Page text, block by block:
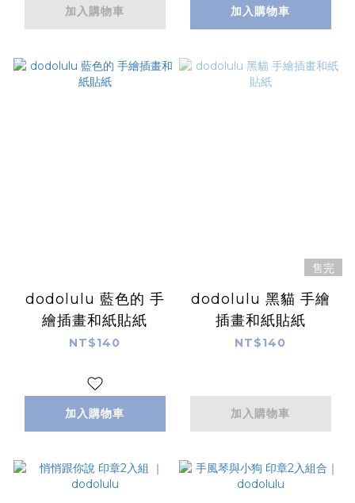
加入購物車 加入購物車
dodolulu 藍色的 手
繪插畫和紙貼紙
NT$140
加入購物車
售完
dodolulu 黑貓 手繪
插畫和紙貼紙
NT$140
加入購物車